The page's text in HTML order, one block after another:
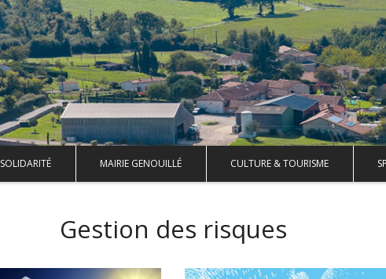
SOLIDARITÉ MAIRIE GENOUILLÉ CULTURE & TOURISME
Gestion des risques